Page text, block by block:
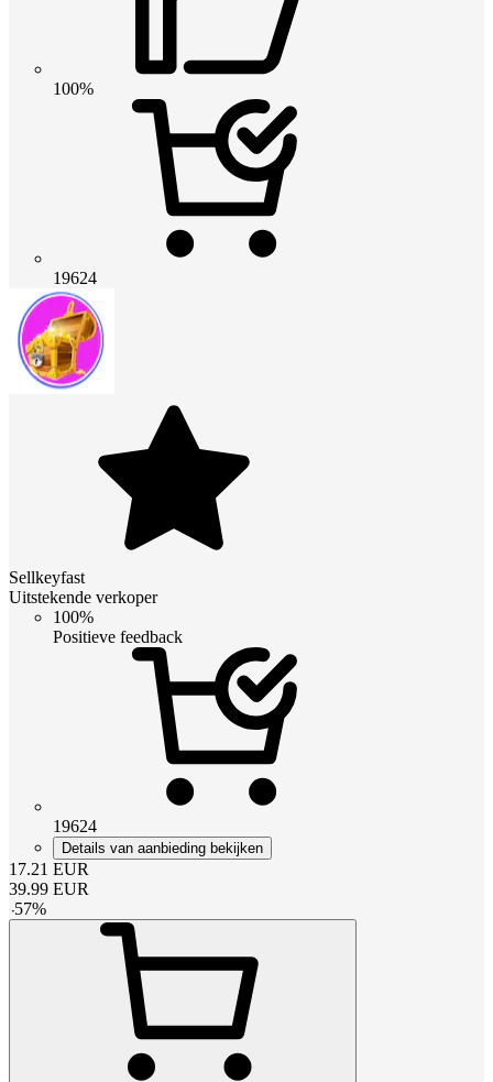
100%
19624
Sellkeyfast
Uitstekende verkoper
100%
Positieve feedback
19624
Details van aanbieding bekijken
17.21 EUR
39.99 EUR
-57%